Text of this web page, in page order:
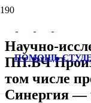
ПОМОЩЬ
Научно-
ПП.ВЧ
том числе
Синергия —